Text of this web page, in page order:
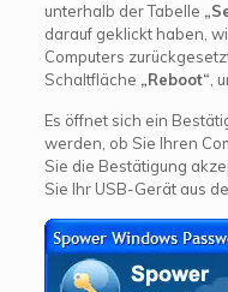
unterhalb der Tabelle
darauf geklickt haben,
Computers
Schaltfläche „Reboot“ ,
Es öffnet sich ein
werden, ob Sie Ihren
Sie die Bestätigung
Sie Ihr USB-Gerät aus